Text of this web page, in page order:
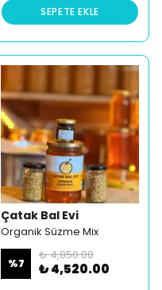
SEPETE EKLE
Çatak Bal Evi
Organik Süzme Mix
%7
₺ 4,850.00
₺ 4,520.00